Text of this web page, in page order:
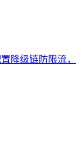
降级链防限流，